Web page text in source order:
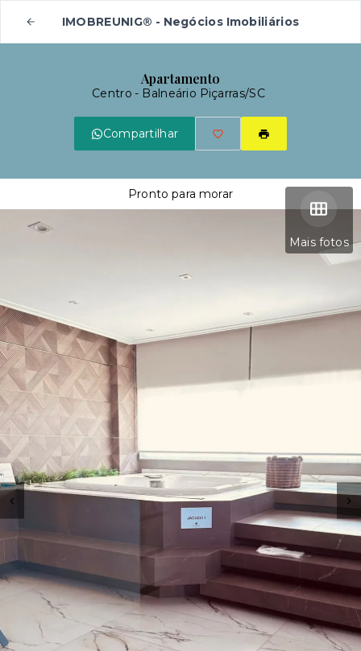
IMOBREUNIG® - Negócios Imobiliários
Apartamento
Centro - Balneário Piçarras/SC
Compartilhar
Mais fotos
Pronto para morar